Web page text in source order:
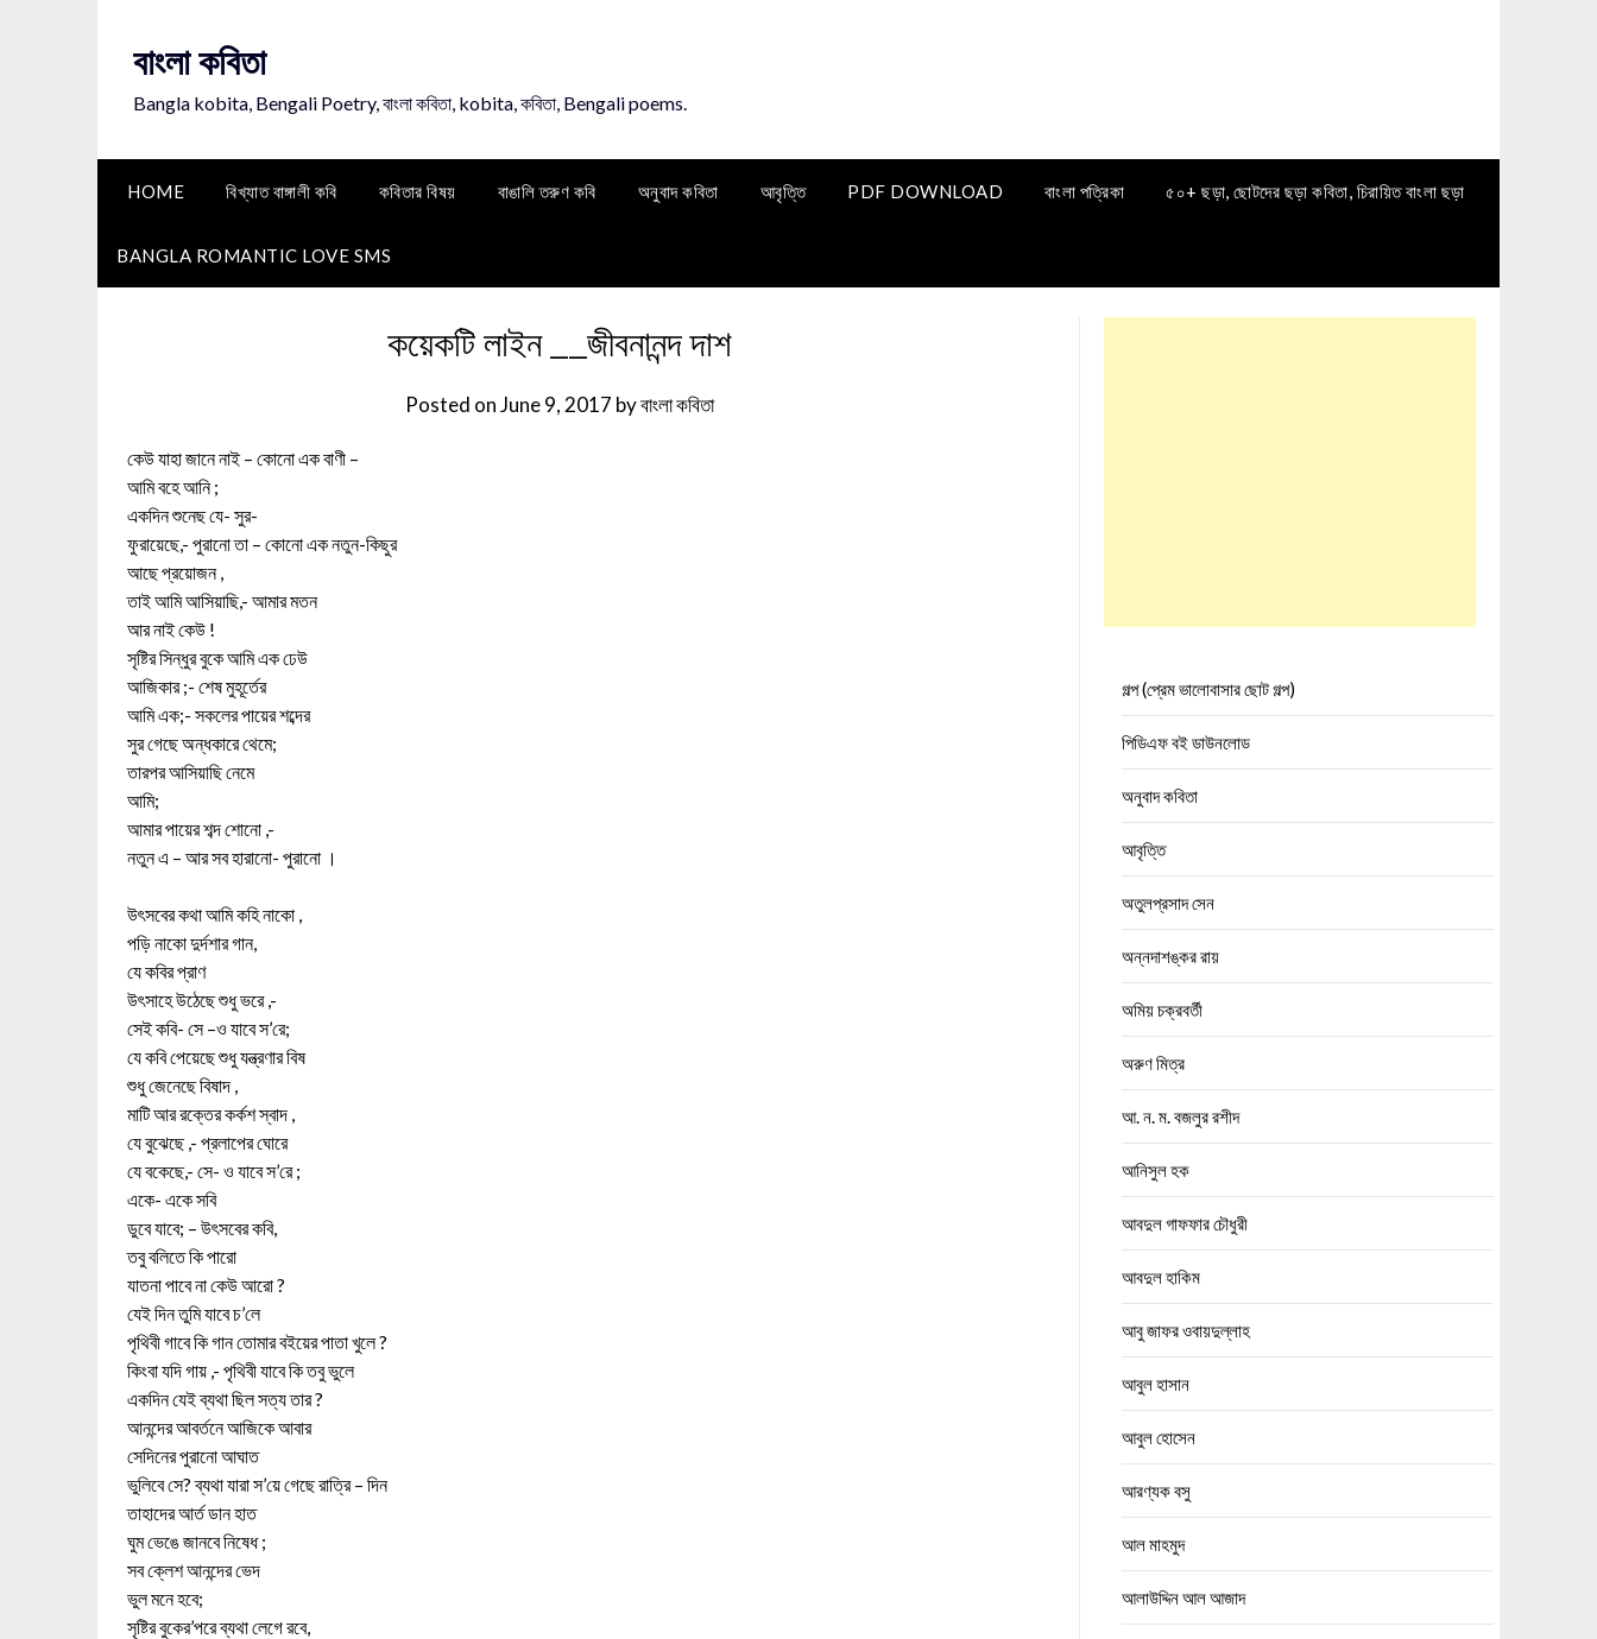
বাংলা কবিতা
Bangla kobita, Bengali Poetry, বাংলা কবিতা, kobita, কবিতা, Bengali poems.
HOME বিখ্যাত বাঙ্গালী কবি কবিতার বিষয় বাঙালি তরুণ কবি অনুবাদ কবিতা আবৃত্তি PDF DOWNLOAD বাংলা পত্রিকা ৫০+ ছড়া, ছোটদের ছড়া কবিতা, চিরায়িত বাংলা ছড়া
BANGLA ROMANTIC LOVE SMS
কয়েকটি লাইন __জীবনানন্দ দাশ
Posted onJune 9, 2017 byবাংলা কবিতা
কেউ যাহা জানে নাই – কোনো এক বাণী –
আমি বহে আনি ;
একদিন শুনেছ যে- সুর-
ফুরায়েছে,- পুরানো তা – কোনো এক নতুন-কিছুর
আছে প্রয়োজন ,
তাই আমি আসিয়াছি,- আমার মতন
আর নাই কেউ !
সৃষ্টির সিন্ধুর বুকে আমি এক ঢেউ
আজিকার ;- শেষ মুহূর্তের
আমি এক;- সকলের পায়ের শব্দের
সুর গেছে অন্ধকারে থেমে;
তারপর আসিয়াছি নেমে
আমি;
আমার পায়ের শব্দ শোনো ,-
নতুন এ – আর সব হারানো- পুরানো ।
উৎসবের কথা আমি কহি নাকো ,
পড়ি নাকো দুর্দশার গান,
যে কবির প্রাণ
উৎসাহে উঠেছে শুধু ভরে ,-
সেই কবি- সে –ও যাবে স’রে;
যে কবি পেয়েছে শুধু যন্ত্রণার বিষ
শুধু জেনেছে বিষাদ ,
মাটি আর রক্তের কর্কশ স্বাদ ,
যে বুঝেছে ,- প্রলাপের ঘোরে
যে বকেছে,- সে- ও যাবে স’রে ;
একে- একে সবি
ডুবে যাবে; – উৎসবের কবি,
তবু বলিতে কি পারো
যাতনা পাবে না কেউ আরো ?
যেই দিন তুমি যাবে চ’লে
পৃথিবী গাবে কি গান তোমার বইয়ের পাতা খুলে ?
কিংবা যদি গায় ,- পৃথিবী যাবে কি তবু ভুলে
একদিন যেই ব্যথা ছিল সত্য তার ?
আনন্দের আবর্তনে আজিকে আবার
সেদিনের পুরানো আঘাত
ভুলিবে সে? ব্যথা যারা স’য়ে গেছে রাত্রি – দিন
তাহাদের আর্ত ডান হাত
ঘুম ভেঙে জানবে নিষেধ ;
সব ক্লেশ আনন্দের ভেদ
ভুল মনে হবে;
সৃষ্টির বুকের’পরে ব্যথা লেগে রবে,
গল্প (প্রেম ভালোবাসার ছোট গল্প)
পিডিএফ বই ডাউনলোড
অনুবাদ কবিতা
আবৃত্তি
অতুলপ্রসাদ সেন
অন্নদাশঙ্কর রায়
অমিয় চক্রবর্তী
অরুণ মিত্র
আ. ন. ম. বজলুর রশীদ
আনিসুল হক
আবদুল গাফফার চৌধুরী
আবদুল হাকিম
আবু জাফর ওবায়দুল্লাহ
আবুল হাসান
আবুল হোসেন
আরণ্যক বসু
আল মাহমুদ
আলাউদ্দিন আল আজাদ